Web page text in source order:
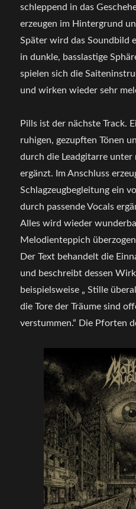
schleppend in das
erzeugen im Hintergrund
Später wird das Soundbild
in dunkle, basslastige
spielen sich die
und wirken wieder sehr
Pills ist der nächste Track.
ruhigen, gezupften Tönen
durch die Leadgitarre unter
ergänzt. Im Anschluss
Schlagzeugbegleitung ein
durch passende Vocals
Alles wird wieder
Melodienteppich
Der Text behandelt die
und beschreibt dessen
beispielsweise „ Stille
die Tore der Träume sind
verstummen.“ Die Pforten